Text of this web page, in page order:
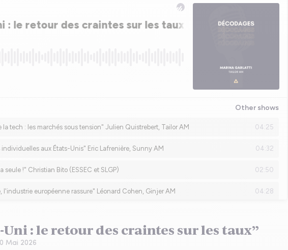
Uni : le retour des craintes sur les taux”
Mai 2026